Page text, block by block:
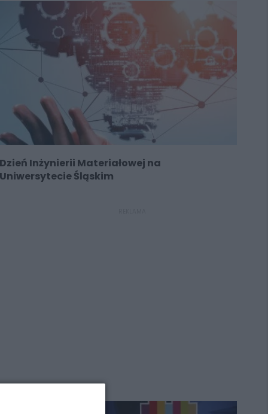
Dzień Inżynierii Materiałowej na
Uniwersytecie Śląskim